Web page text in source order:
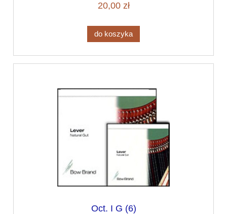
20,00 zł
do koszyka
Oct. I G (6)